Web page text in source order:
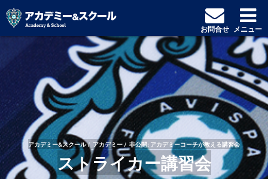
アカデミー&スクール アカデミー 非公開: アカデミーコーチが教える講習会
ストライカー講習会
お問合せ メニュー